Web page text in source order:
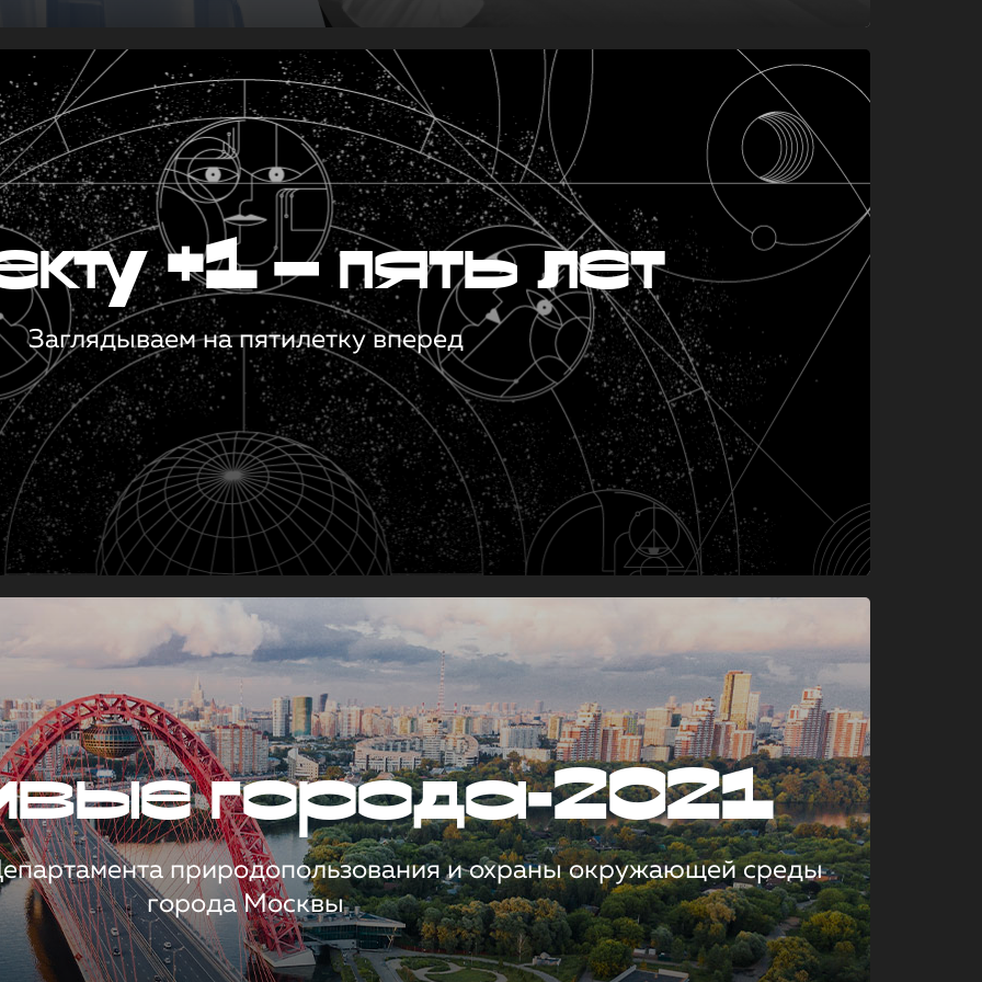
+1 — пять лет
Заглядываем на пятилетку вперед
города-2021
природопользования и охраны окружающей среды
города Москвы